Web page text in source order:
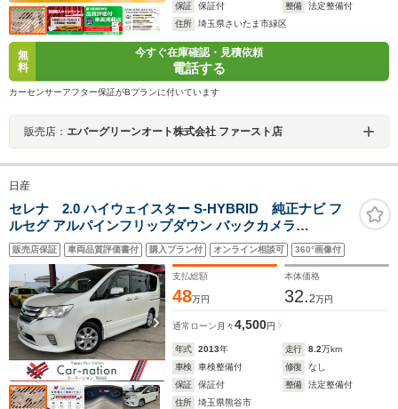
保証
保証付 整備
法定整備付
住所
埼玉県さいたま市緑区
無
料
今すぐ在庫確認・見積依頼
電話する
カーセンサーアフター保証がBプランに付いています
販売店： エバーグリーンオート株式会社 ファースト店
日産
セレナ 2.0 ハイウェイスター S-HYBRID 純正ナビ フ
ルセグ アルパインフリップダウン バックカメラ
Bluetooth 両側パワースライドドア オートエアコン 電動
格納ミラー 純正16インチAW ETC サンシェード キーレス
&スマートキー プッシュスタート クルコン
販売店保証 車両品質評価書付 購入プラン付 オンライン相談可 360°画像付
支払総額
48万円
本体価格
32.2万円
通常ローン 月々4,500円
年式 2013年 走行 8.2万km
車検
車検整備付 修復
なし
保証
保証付 整備
法定整備付
住所
埼玉県熊谷市